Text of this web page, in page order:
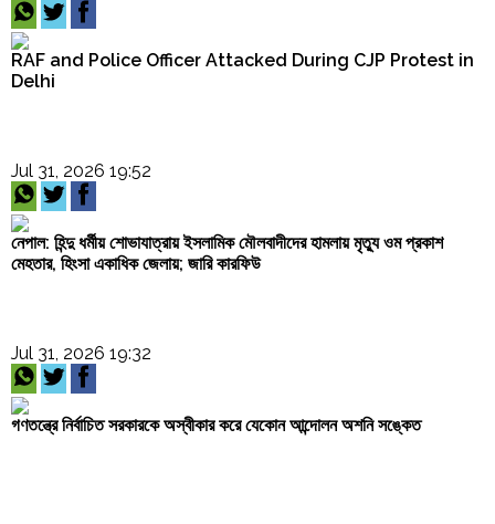
RAF and Police Officer Attacked During CJP Protest in
Delhi
Jul 31, 2026 19:52
নেপাল: হিন্দু ধর্মীয় শোভাযাত্রায় ইসলামিক মৌলবাদীদের হামলায় মৃত্যু ওম প্রকাশ
মেহতার, হিংসা একাধিক জেলায়; জারি কারফিউ
Jul 31, 2026 19:32
গণতন্ত্রে নির্বাচিত সরকারকে অস্বীকার করে যেকোন আন্দোলন অশনি সঙ্কেত